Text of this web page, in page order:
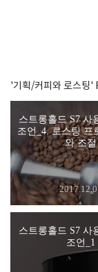
'기획/커피와 로스
스트롱홀드 S7 사
조언_4. 로스팅 프
와 조절
스트롱홀드 S7 사
조언_1